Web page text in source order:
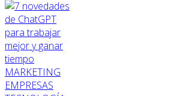
MARKETING
EMPRESAS